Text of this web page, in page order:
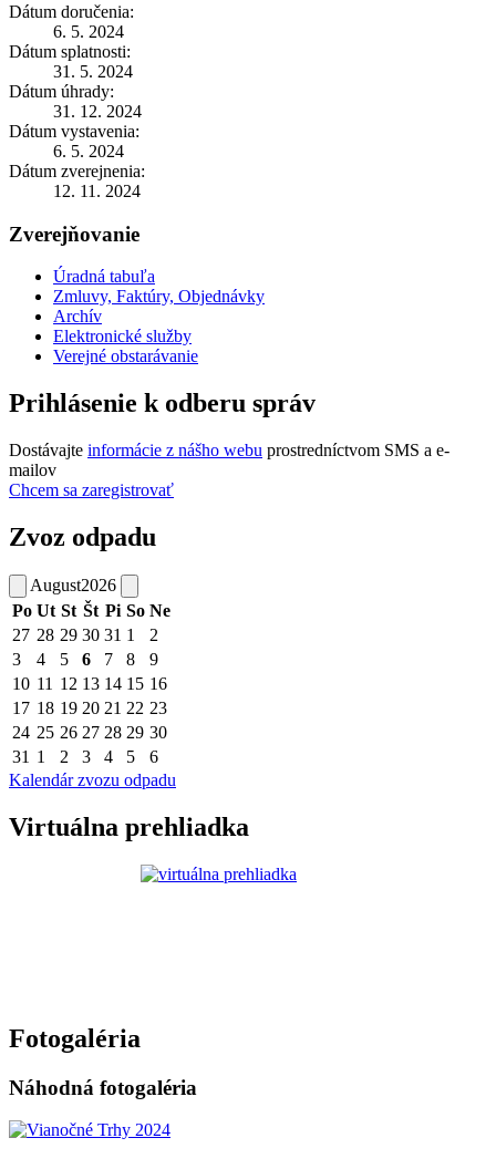
Dátum doručenia:
6. 5. 2024
Dátum splatnosti:
31. 5. 2024
Dátum úhrady:
31. 12. 2024
Dátum vystavenia:
6. 5. 2024
Dátum zverejnenia:
12. 11. 2024
Zverejňovanie
Úradná tabuľa
Zmluvy, Faktúry, Objednávky
Archív
Elektronické služby
Verejné obstarávanie
Prihlásenie k odberu správ
Dostávajte informácie z nášho webu prostredníctvom SMS a e-
mailov
Chcem sa zaregistrovať
Zvoz odpadu
August2026
Po Ut St Št Pi So Ne
27 28 29 30 31 1
2
3
4 5 6 7 8
9
10 11 12 13 14 15 16
17 18 19 20 21 22 23
24 25 26 27 28 29 30
31 1 2 3 4 5
6
Kalendár zvozu odpadu
Virtuálna prehliadka
Fotogaléria
Náhodná fotogaléria